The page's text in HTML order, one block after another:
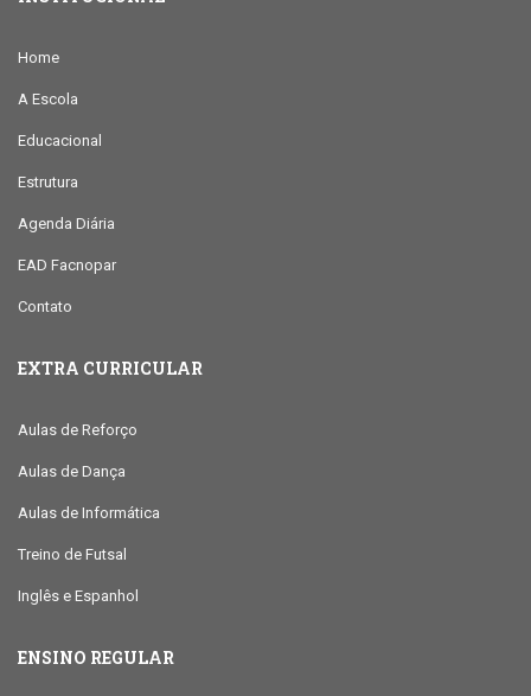
Home
A Escola
Educacional
Estrutura
Agenda Diária
EAD Facnopar
Contato
EXTRA CURRICULAR
Aulas de Reforço
Aulas de Dança
Aulas de Informática
Treino de Futsal
Inglês e Espanhol
ENSINO REGULAR